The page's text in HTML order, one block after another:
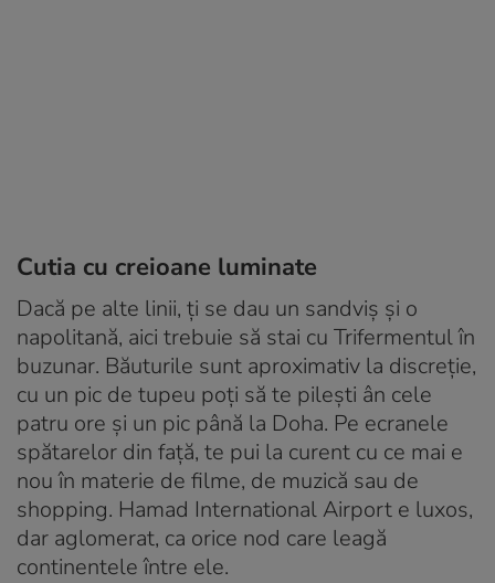
Cutia cu creioane luminate
Dacă pe alte linii, ți se dau un sandviș și o
napolitană, aici trebuie să stai cu Trifermentul în
buzunar. Băuturile sunt aproximativ la discreție,
cu un pic de tupeu poți să te pilești ân cele
patru ore și un pic până la Doha. Pe ecranele
spătarelor din față, te pui la curent cu ce mai e
nou în materie de filme, de muzică sau de
shopping. Hamad International Airport e luxos,
dar aglomerat, ca orice nod care leagă
continentele între ele.